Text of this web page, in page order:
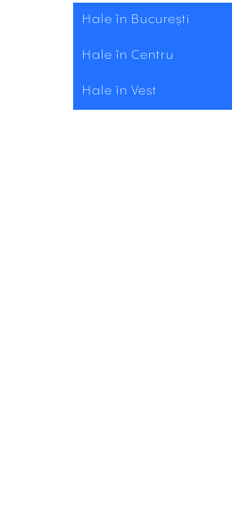
Hale în București
Hale în Centru
Hale în Vest